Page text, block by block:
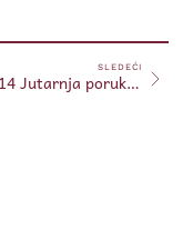
SLEDEĆI
14 Jutarnja poruka 14.06.2024. (Free)